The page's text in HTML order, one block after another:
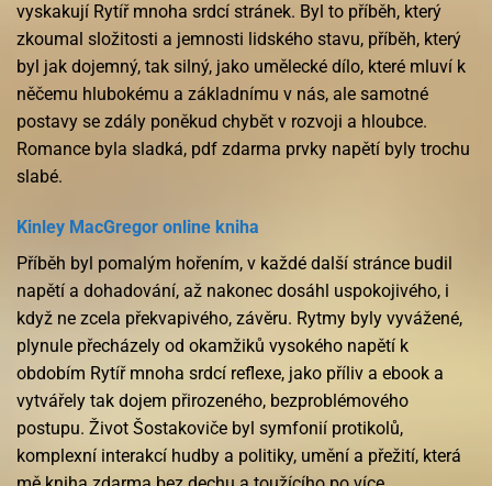
vyskakují Rytíř mnoha srdcí stránek. Byl to příběh, který
zkoumal složitosti a jemnosti lidského stavu, příběh, který
byl jak dojemný, tak silný, jako umělecké dílo, které mluví k
něčemu hlubokému a základnímu v nás, ale samotné
postavy se zdály poněkud chybět v rozvoji a hloubce.
Romance byla sladká, pdf zdarma prvky napětí byly trochu
slabé.
Kinley MacGregor online kniha
Příběh byl pomalým hořením, v každé další stránce budil
napětí a dohadování, až nakonec dosáhl uspokojivého, i
když ne zcela překvapivého, závěru. Rytmy byly vyvážené,
plynule přecházely od okamžiků vysokého napětí k
obdobím Rytíř mnoha srdcí reflexe, jako příliv a ebook a
vytvářely tak dojem přirozeného, bezproblémového
postupu. Život Šostakoviče byl symfonií protikolů,
komplexní interakcí hudby a politiky, umění a přežití, která